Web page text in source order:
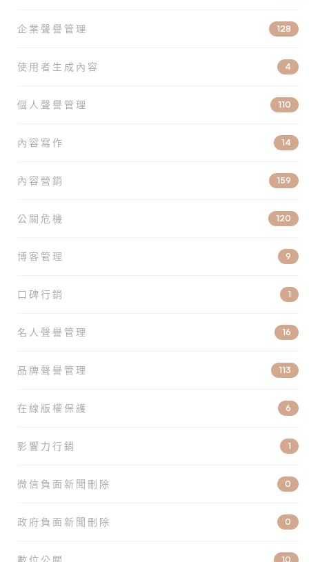
企業聲譽管理 128
使用者生成內容 4
個人聲譽管理 110
內容寫作 14
內容營銷 159
公關危機 120
博客管理 9
口碑行銷 1
名人聲譽管理 16
品牌聲譽管理 113
在線版權保護 6
影響力行銷 1
微信負面新聞刪除 0
政府負面新聞刪除 0
數位公關 10